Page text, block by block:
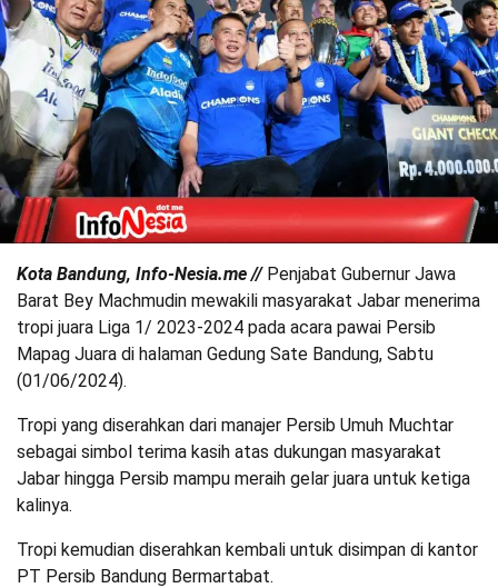
Kota Bandung, Info-Nesia.me // Penjabat Gubernur Jawa
Barat Bey Machmudin mewakili masyarakat Jabar menerima
tropi juara Liga 1/ 2023-2024 pada acara pawai Persib
Mapag Juara di halaman Gedung Sate Bandung, Sabtu
(01/06/2024).
Tropi yang diserahkan dari manajer Persib Umuh Muchtar
sebagai simbol terima kasih atas dukungan masyarakat
Jabar hingga Persib mampu meraih gelar juara untuk ketiga
kalinya.
Tropi kemudian diserahkan kembali untuk disimpan di kantor
PT Persib Bandung Bermartabat.